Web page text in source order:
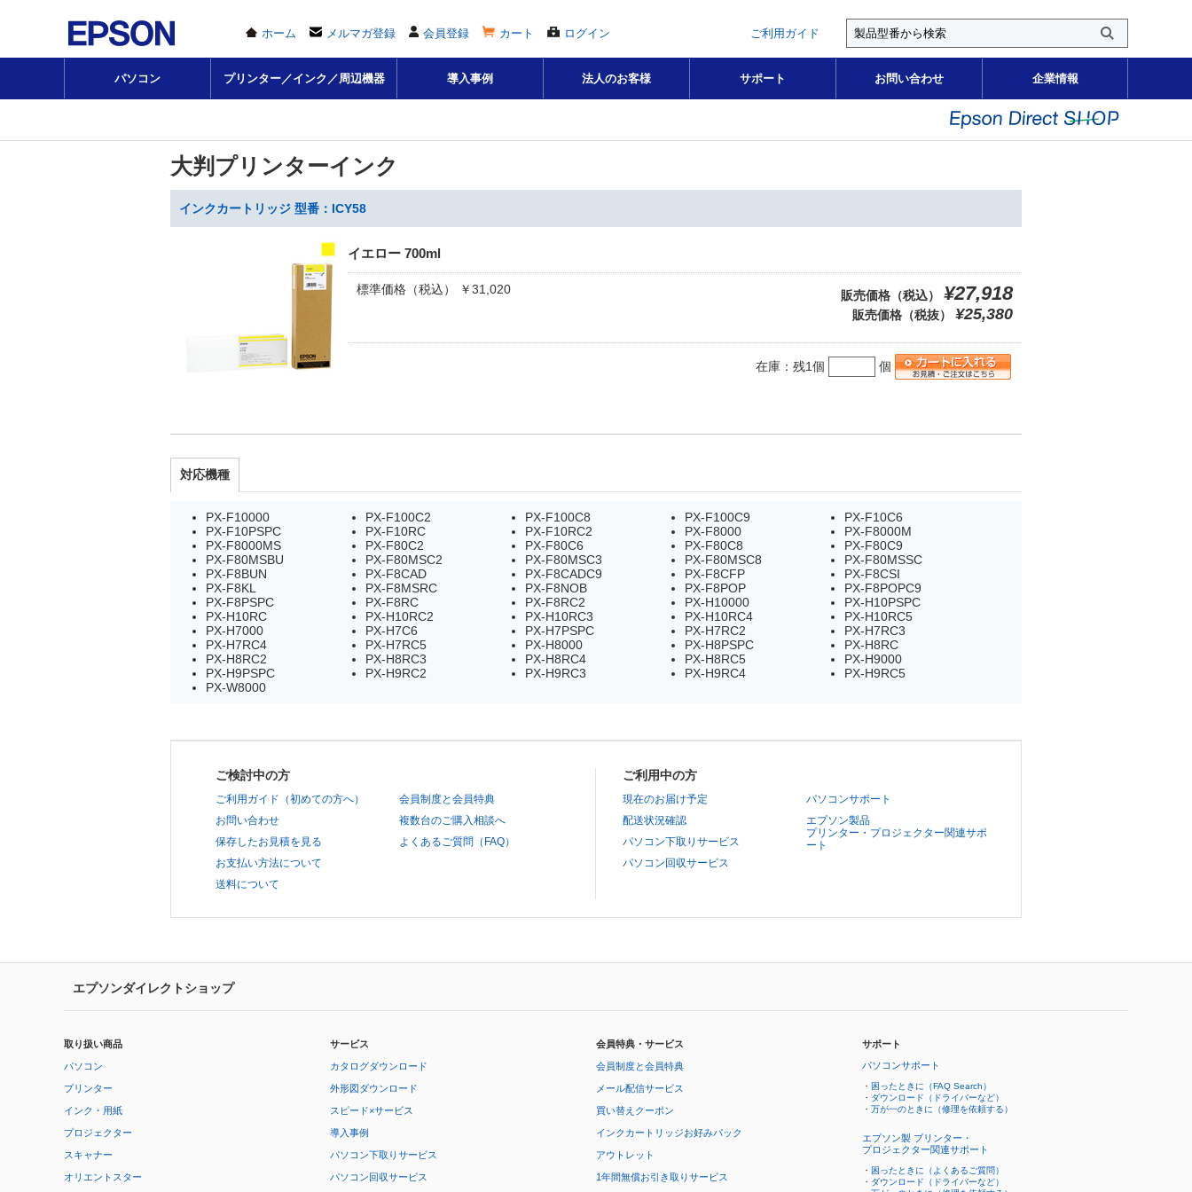
ホーム メルマガ登録 会員登録 カート ログイン ご利用ガイド
パソコン プリンター／インク／周辺機器 導入事例 法人のお客様 サポート お問い合わせ 企業情報
大判プリンターインク
インクカートリッジ 型番：ICY58
イエロー 700ml
標準価格（税込） ￥31,020 販売価格（税込） ¥27,918
販売価格（税抜） ¥25,380
在庫：残1個 個
対応機種
PX-F10000 PX-F100C2 PX-F100C8 PX-F100C9
PX-F10C6
PX-F10PSPC
PX-F10RC PX-F10RC2 PX-F8000
PX-F8000M
PX-F8000MS
PX-F80C2 PX-F80C6 PX-F80C8
PX-F80C9
PX-F80MSBU
PX-F80MSC2 PX-F80MSC3 PX-F80MSC8
PX-F80MSSC
PX-F8BUN
PX-F8CAD PX-F8CADC9 PX-F8CFP
PX-F8CSI
PX-F8KL
PX-F8MSRC PX-F8NOB PX-F8POP
PX-F8POPC9
PX-F8PSPC
PX-F8RC PX-F8RC2 PX-H10000
PX-H10PSPC
PX-H10RC
PX-H10RC2 PX-H10RC3 PX-H10RC4
PX-H10RC5
PX-H7000
PX-H7C6 PX-H7PSPC PX-H7RC2
PX-H7RC3
PX-H7RC4
PX-H7RC5 PX-H8000 PX-H8PSPC
PX-H8RC
PX-H8RC2
PX-H8RC3 PX-H8RC4 PX-H8RC5
PX-H9000
PX-H9PSPC
PX-H9RC2 PX-H9RC3 PX-H9RC4
PX-H9RC5
PX-W8000
ご検討中の方
ご利用ガイド（初めての方へ）
お問い合わせ
保存したお見積を見る
お支払い方法について
送料について
会員制度と会員特典
複数台のご購入相談へ
よくあるご質問（FAQ）
ご利用中の方
現在のお届け予定
配送状況確認
パソコン下取りサービス
パソコン回収サービス
パソコンサポート
エプソン製品
プリンター・プロジェクター関連サポ
ート
エプソンダイレクトショップ
取り扱い商品
パソコン
プリンター
インク・用紙
プロジェクター
スキャナー
オリエントスター
サービス
カタログダウンロード
外形図ダウンロード
スピード×サービス
導入事例
パソコン下取りサービス
パソコン回収サービス
会員特典・サービス
会員制度と会員特典
メール配信サービス
買い替えクーポン
インクカートリッジお好みパック
アウトレット
1年間無償お引き取りサービス
サポート
パソコンサポート
・ 困ったときに（FAQ Search）
・ ダウンロード（ドライバーなど）
・ 万が一のときに（修理を依頼する）
エプソン製 プリンター・
プロジェクター関連サポート
・ 困ったときに（よくあるご質問）
・ ダウンロード（ドライバーなど）